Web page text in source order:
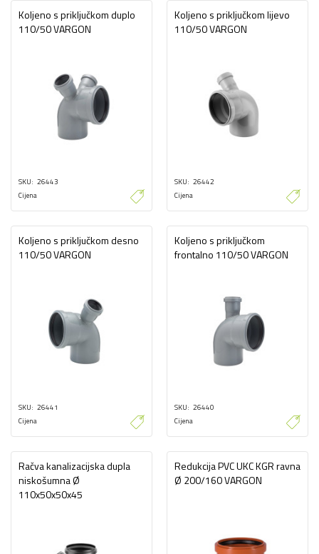
Koljeno s priključkom duplo
110/50 VARGON
SKU 26443
Cijena
Koljeno s priključkom lijevo
110/50 VARGON
SKU 26442
Cijena
Koljeno s priključkom desno
110/50 VARGON
SKU 26441
Cijena
Koljeno s priključkom
frontalno 110/50 VARGON
SKU 26440
Cijena
Račva kanalizacijska dupla
niskošumna Ø
110x50x50x45
Redukcija PVC UKC KGR ravna
Ø 200/160 VARGON